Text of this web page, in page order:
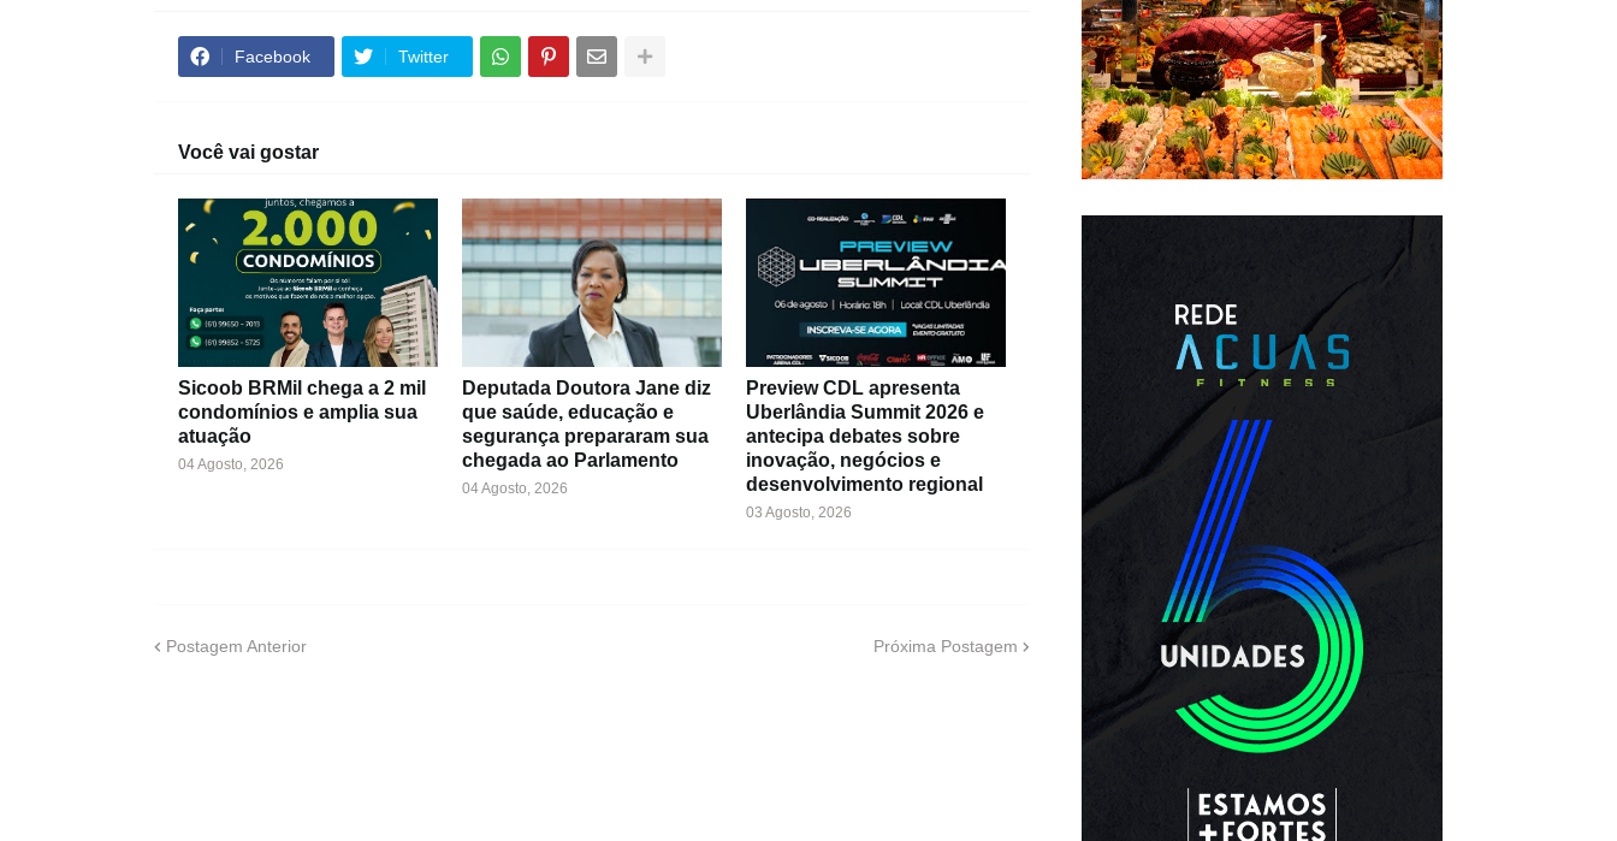
Facebook Twitter
Você vai gostar
Sicoob BRMil chega a 2 mil
condomínios e amplia sua
atuação
04 Agosto, 2026
Deputada Doutora Jane diz
que saúde, educação e
segurança prepararam sua
chegada ao Parlamento
04 Agosto, 2026
Preview CDL apresenta
Uberlândia Summit 2026 e
antecipa debates sobre
inovação, negócios e
desenvolvimento regional
03 Agosto, 2026
Postagem Anterior Próxima Postagem